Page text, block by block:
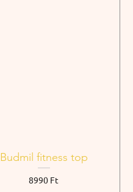
Budmil fitness top
Ár
8990 Ft